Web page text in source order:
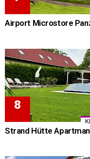
Airport Microstore
Strand Hütte